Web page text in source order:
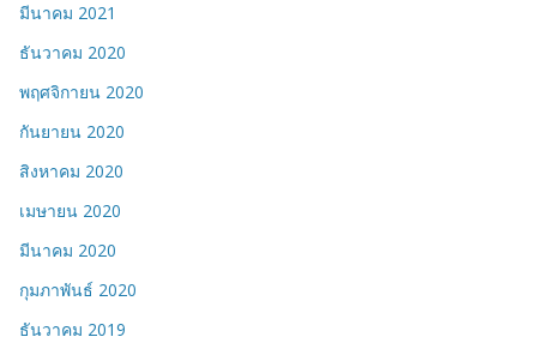
มีนาคม 2021
ธันวาคม 2020
พฤศจิกายน 2020
กันยายน 2020
สิงหาคม 2020
เมษายน 2020
มีนาคม 2020
กุมภาพันธ์ 2020
ธันวาคม 2019